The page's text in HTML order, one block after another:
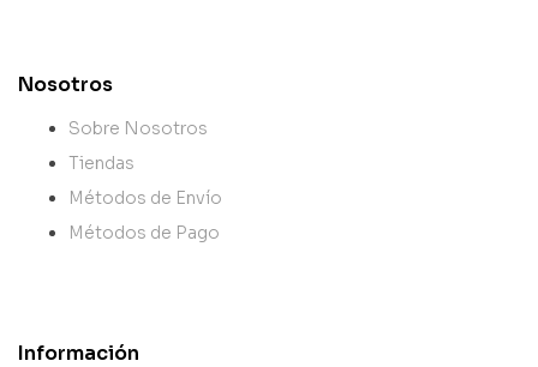
Nosotros
Sobre Nosotros
Tiendas
Métodos de Envío
Métodos de Pago
Información